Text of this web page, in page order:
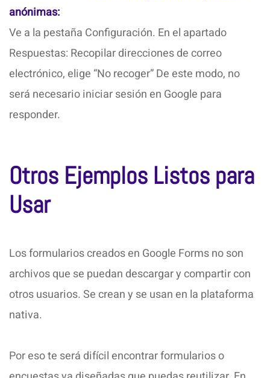
anónimas:
Ve a la pestaña Configuración. En el apartado
Respuestas: Recopilar direcciones de correo
electrónico, elige “No recoger” De este modo, no
será necesario iniciar sesión en Google para
responder.
Otros Ejemplos Listos para
Usar
Los formularios creados en Google Forms no son
archivos que se puedan descargar y compartir con
otros usuarios. Se crean y se usan en la plataforma
nativa.
Por eso te será difícil encontrar formularios o